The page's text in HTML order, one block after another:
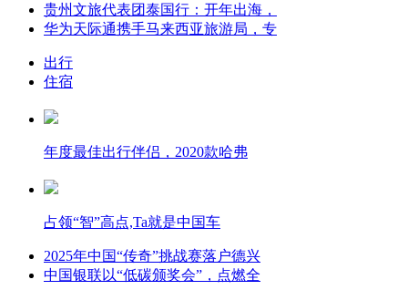
贵州文旅代表团泰国行：开年出海，
华为天际通携手马来西亚旅游局，专
出行
住宿
年度最佳出行伴侣，2020款哈弗
占领“智”高点,Ta就是中国车
2025年中国“传奇”挑战赛落户德兴
中国银联以“低碳颁奖会”，点燃全